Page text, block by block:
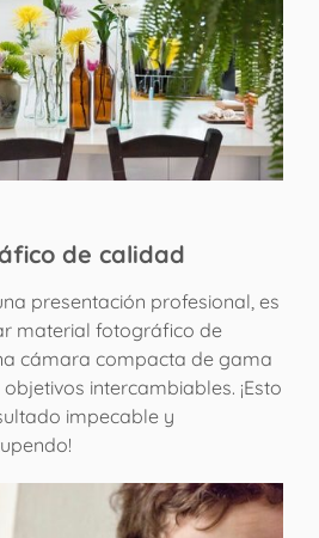
de calidad
presentación profesional, es
material fotográfico de
cámara compacta de gama
intercambiables. ¡Esto
impecable y